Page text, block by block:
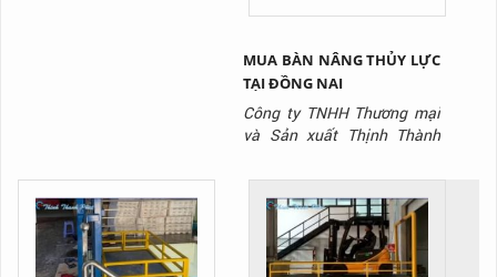
MUA BÀN NÂNG THỦY LỰC
TẠI ĐỒNG NAI
Công ty TNHH Thương mại
và Sản xuất Thịnh Thành
xuất dòng sản phẩm bàn
nâng thủy lực chất lượng
nhất trên thị trường hiện
nay.